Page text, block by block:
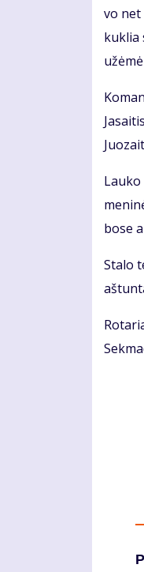
vo net
kuk­lia
bo­se
Sta­lo